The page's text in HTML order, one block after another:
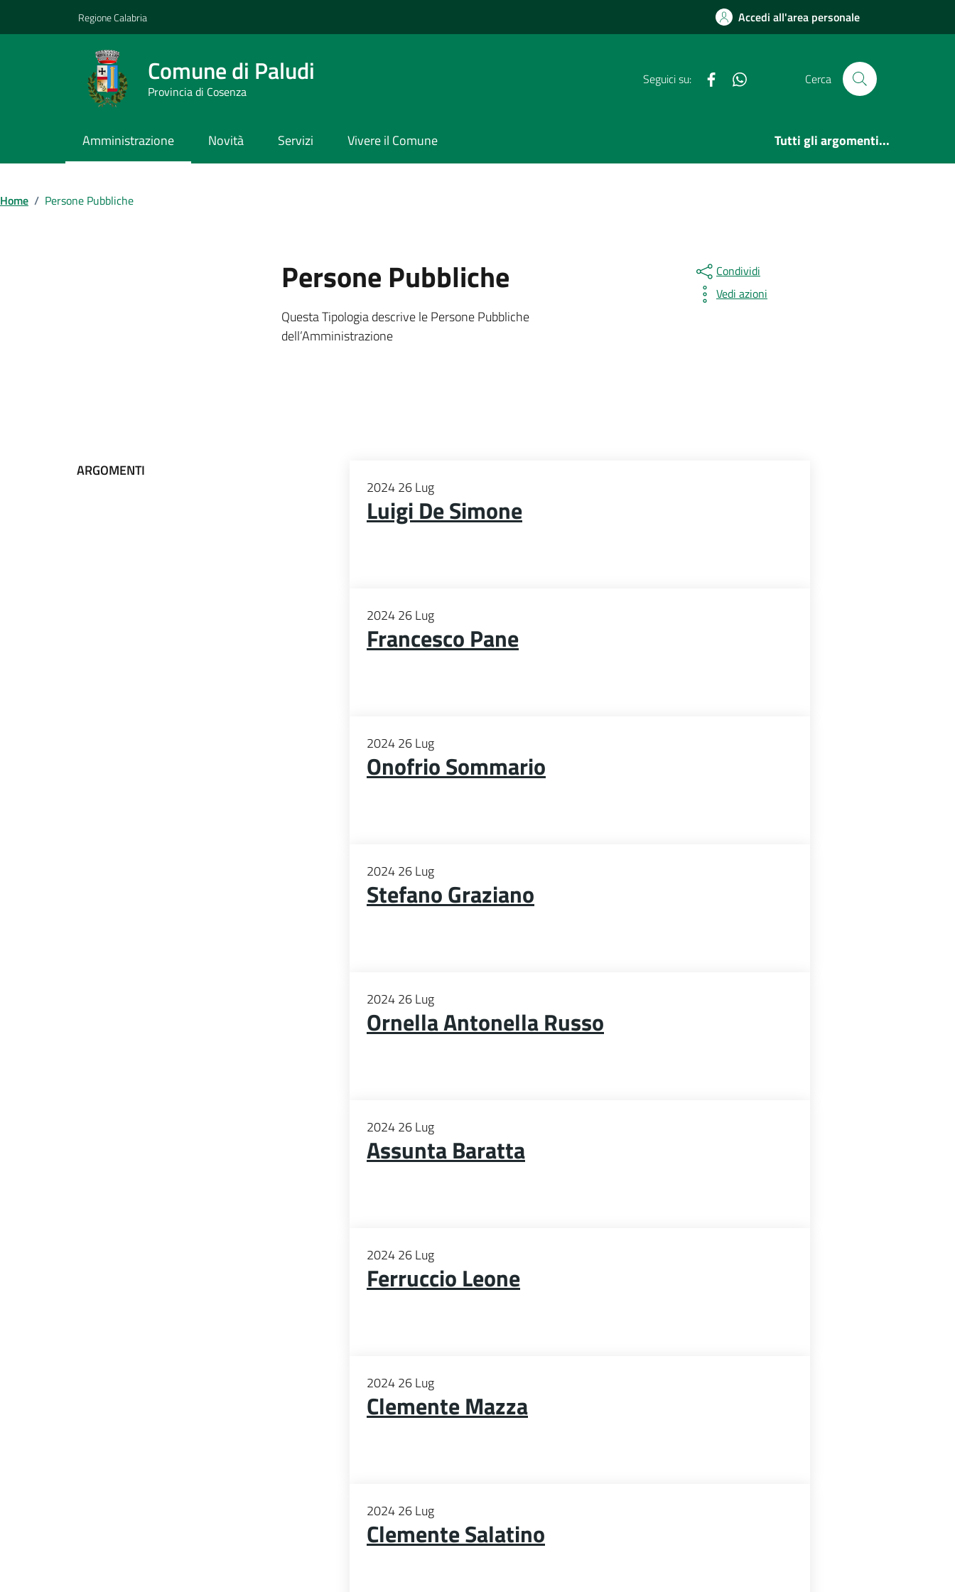
Regione Calabria Accedi all'area personale
Comune di Paludi
Provincia di Cosenza
Seguici su: Facebook Cerca
Amministrazione Novità Servizi Vivere il Comune Tutti gli argomenti...
Home / Persone Pubbliche
Persone Pubbliche
Questa Tipologia descrive le Persone Pubbliche
dell’Amministrazione
Condividi
Vedi azioni
ARGOMENTI
202426Lug
Luigi De Simone
202426Lug
Francesco Pane
202426Lug
Onofrio Sommario
202426Lug
Stefano Graziano
202426Lug
Ornella Antonella Russo
202426Lug
Assunta Baratta
202426Lug
Ferruccio Leone
202426Lug
Clemente Mazza
202426Lug
Clemente Salatino